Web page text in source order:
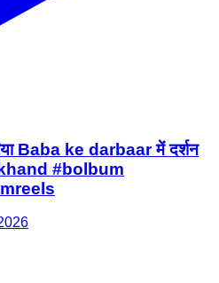
Baba ke darbaar में दर्शन
#bolbum